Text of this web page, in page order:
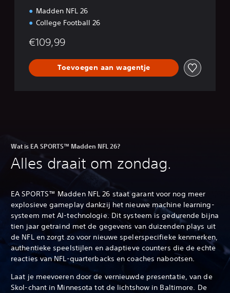
Madden NFL 26
College Football 26
€109,99
Toevoegen aan wagentje
Wat is EA SPORTS™ Madden NFL 26?
Alles draait om zondag.
EA SPORTS™ Madden NFL 26 staat garant voor nog meer
explosieve gameplay dankzij het nieuwe machine learning-
systeem met AI-technologie. Dit systeem is gedurende bijna
tien jaar getraind met de gegevens van duizenden plays uit
de NFL en zorgt zo voor nieuwe spelerspecifieke kenmerken,
authentieke speelstijlen en adaptieve counters die de echte
reacties van NFL-quarterbacks en coaches nabootsen.
Laat je meevoeren door de vernieuwde presentatie, van de
Skol-chant in Minnesota tot de lichtshow in Baltimore. De